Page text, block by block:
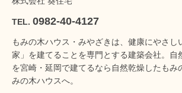
TEL. 0982-40-4127
もみの木ハウス・みやざきは、健康にやさし
家」を建てることを専門とする建築会社。自
を宮崎・延岡で建てるなら自然乾燥したもみ
みの木ハウスへ。